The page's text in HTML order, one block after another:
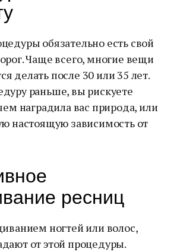
обязательно есть свой
Чаще всего, многие вещи
делать после 30 или 35 лет.
раньше, вы рискуете
наградила вас природа, или
настоящую зависимость от
ресниц
ногтей или волос,
от этой процедуры.